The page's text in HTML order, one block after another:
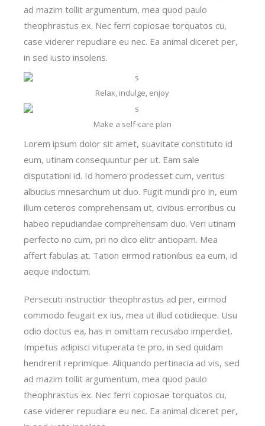
ad mazim tollit argumentum, mea quod paulo
theophrastus ex. Nec ferri copiosae torquatos cu,
case viderer repudiare eu nec. Ea animal diceret per,
in sed iusto insolens.
Relax, indulge, enjoy
Make a self-care plan
Lorem ipsum dolor sit amet, suavitate constituto id
eum, utinam consequuntur per ut. Eam sale
disputationi id. Id homero prodesset cum, veritus
albucius mnesarchum ut duo. Fugit mundi pro in, eum
illum ceteros comprehensam ut, civibus erroribus cu
habeo repudiandae comprehensam duo. Veri utinam
perfecto no cum, pri no dico elitr antiopam. Mea
affert fabulas at. Tation eirmod rationibus ea eum, id
aeque indoctum.
Persecuti instructior theophrastus ad per, eirmod
commodo feugait ex ius, mea ut illud cotidieque. Usu
odio doctus ea, has in omittam recusabo imperdiet.
Impetus adipisci vituperata te pro, in sed quidam
hendrerit reprimique. Aliquando pertinacia ad vis, sed
ad mazim tollit argumentum, mea quod paulo
theophrastus ex. Nec ferri copiosae torquatos cu,
case viderer repudiare eu nec. Ea animal diceret per,